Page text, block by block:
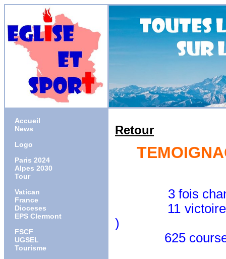
Accueil
News
Logo
Paris 2024
Alpes 2030
Tour
Vatican
France
Dioceses
EPS Clermont
FSCF
UGSEL
Tourisme
Retour
3 fois
11 victoires en
)
625 course